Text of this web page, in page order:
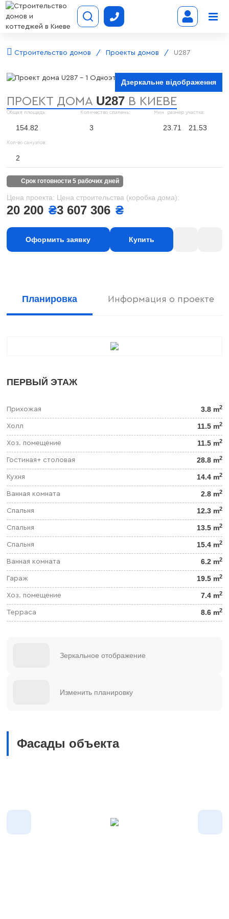
Строительство домов Проекты домов U287
Дзеркальне відображення
ПРОЕКТ ДОМА U287 В КИЕВЕ
Общая площадь:
154.82
Количество спалень:
3
Мин. размер участка:
23.71 21.53
Кол-во санузлов:
2
срок готовности 5 рабочих дней
Цена проекта:
20 200 ₴
Цена строительства (коробка дома):
3 607 306 ₴
Оформить заявку Купить
Планировка Информация о проекте
ПЕРВЫЙ ЭТАЖ
Прихожая 3.8 m2
Холл 11.5 m2
Хоз. помещение 11.5 m2
Гостиная+ столовая 28.8 m2
Кухня 14.4 m2
Ванная комната 2.8 m2
Спальня 12.3 m2
Спальня 13.5 m2
Спальня 15.4 m2
Ванная комната 6.2 m2
Гараж 19.5 m2
Хоз. помещение 7.4 m2
Терраса 8.6 m2
Зеркальное отображение
Изменить планировку
Фасады объекта